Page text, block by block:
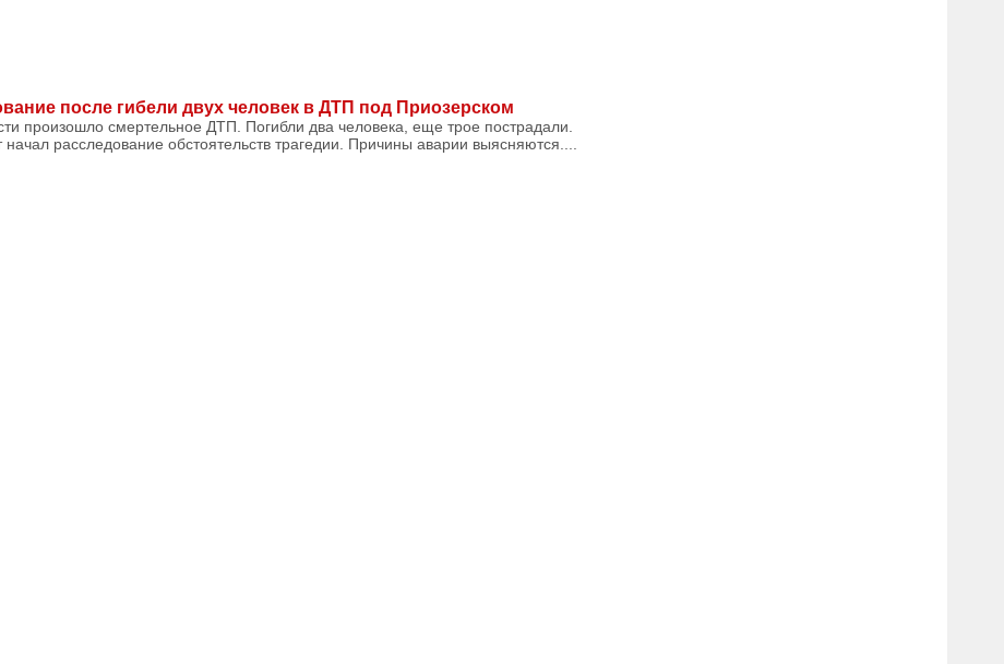
после гибели двух человек в ДТП под Приозерском
произошло смертельное ДТП. Погибли два человека, еще трое пострадали.
расследование обстоятельств трагедии. Причины аварии выясняются....